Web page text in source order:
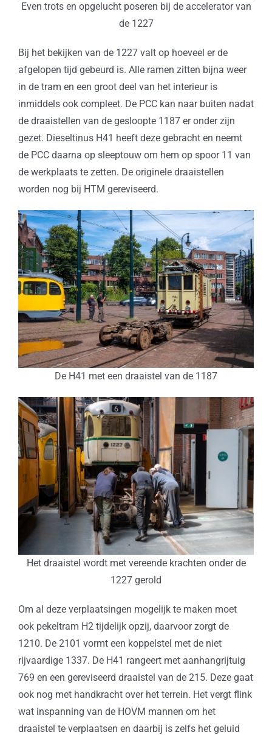
Even trots en opgelucht poseren bij de accelerator van
de 1227
Bij het bekijken van de 1227 valt op hoeveel er de
afgelopen tijd gebeurd is. Alle ramen zitten bijna weer
in de tram en een groot deel van het interieur is
inmiddels ook compleet. De PCC kan naar buiten nadat
de draaistellen van de gesloopte 1187 er onder zijn
gezet. Dieseltinus H41 heeft deze gebracht en neemt
de PCC daarna op sleeptouw om hem op spoor 11 van
de werkplaats te zetten. De originele draaistellen
worden nog bij HTM gereviseerd.
De H41 met een draaistel van de 1187
Het draaistel wordt met vereende krachten onder de
1227 gerold
Om al deze verplaatsingen mogelijk te maken moet
ook pekeltram H2 tijdelijk opzij, daarvoor zorgt de
1210. De 2101 vormt een koppelstel met de niet
rijvaardige 1337. De H41 rangeert met aanhangrijtuig
769 en een gereviseerd draaistel van de 215. Deze gaat
ook nog met handkracht over het terrein. Het vergt flink
wat inspanning van de HOVM mannen om het
draaistel te verplaatsen en daarbij is zelfs het geluid